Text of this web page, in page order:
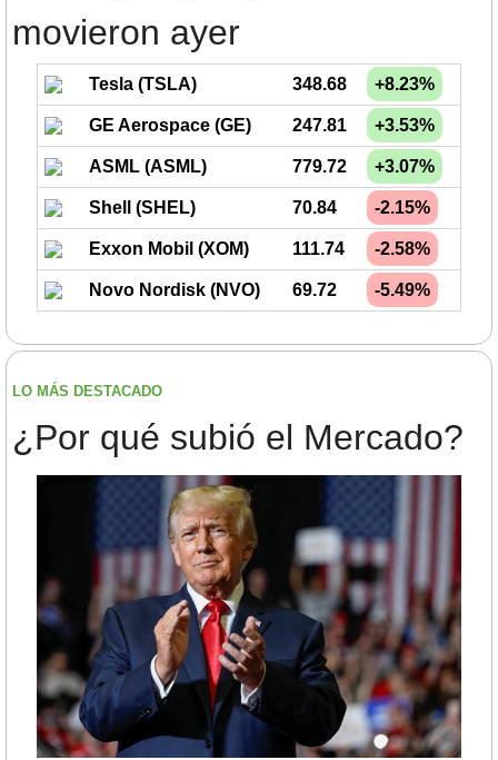
movieron ayer
Tesla (TSLA) 348.68 +8.23%
GE Aerospace (GE) 247.81 +3.53%
ASML (ASML) 779.72 +3.07%
Shell (SHEL) 70.84 -2.15%
Exxon Mobil (XOM) 111.74 -2.58%
Novo Nordisk (NVO) 69.72 -5.49%
LO MÁS DESTACADO
¿Por qué subió el Mercado?